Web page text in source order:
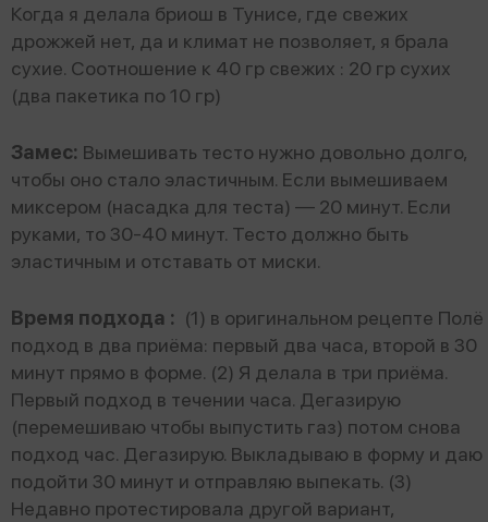
Когда я делала бриош в Тунисе, где свежих
дрожжей нет, да и климат не позволяет, я брала
сухие. Соотношение к 40 гр свежих : 20 гр сухих
(два пакетика по 10 гр)
Замес: Вымешивать тесто нужно довольно долго,
чтобы оно стало эластичным. Если вымешиваем
миксером (насадка для теста) — 20 минут. Если
руками, то 30-40 минут. Тесто должно быть
эластичным и отставать от миски.
Время подхода : (1) в оригинальном рецепте Полё
подход в два приёма: первый два часа, второй в 30
минут прямо в форме. (2) Я делала в три приёма.
Первый подход в течении часа. Дегазирую
(перемешиваю чтобы выпустить газ) потом снова
подход час. Дегазирую. Выкладываю в форму и даю
подойти 30 минут и отправляю выпекать. (3)
Недавно протестировала другой вариант,